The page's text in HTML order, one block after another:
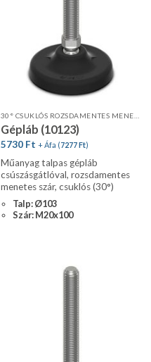
Gépláb (10123)
5730 Ft + Áfa (7277Ft)
Műanyag talpas gépláb
csúszásgátlóval, rozsdamentes
menetes szár, csuklós (30°)
Talp: Ø103
Szár: M20x100